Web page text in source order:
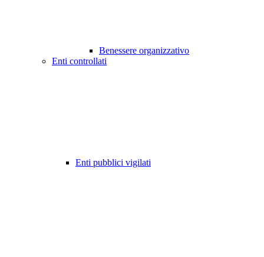
Benessere organizzativo
Enti controllati
Enti pubblici vigilati